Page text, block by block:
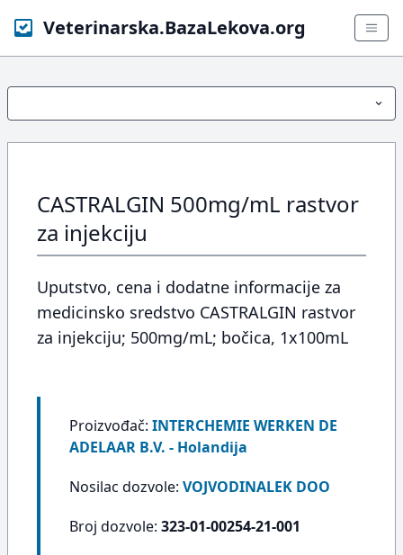
Veterinarska.BazaLekova.org
CASTRALGIN 500mg/mL rastvor
za injekciju
Uputstvo, cena i dodatne informacije za
medicinsko sredstvo CASTRALGIN rastvor
za injekciju; 500mg/mL; bočica, 1x100mL
Proizvođač: INTERCHEMIE WERKEN DE
ADELAAR B.V. - Holandija
Nosilac dozvole: VOJVODINALEK DOO
Broj dozvole: 323-01-00254-21-001